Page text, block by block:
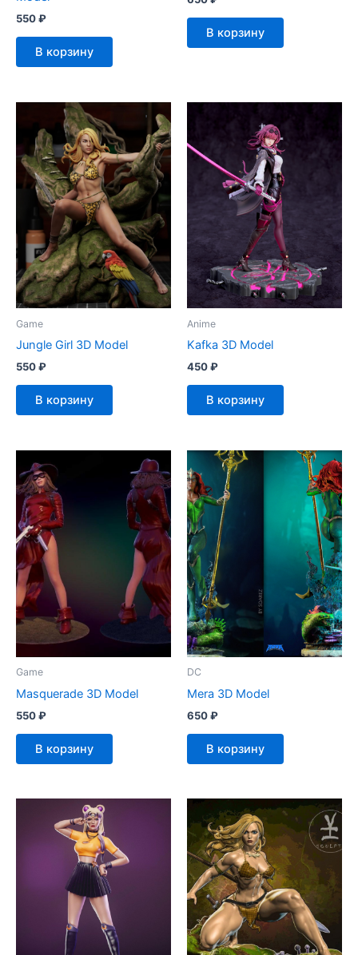
550₽
В корзину
В корзину
Game
Jungle Girl 3D Model
550₽
В корзину
Anime
Kafka 3D Model
450₽
В корзину
Game
Masquerade 3D Model
550₽
В корзину
DC
Mera 3D Model
650₽
В корзину